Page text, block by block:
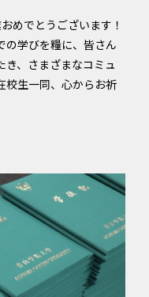
めでとうございます！
の学びを糧に、皆さん
き、さまざまなコミュ
校生一同、心からお祈